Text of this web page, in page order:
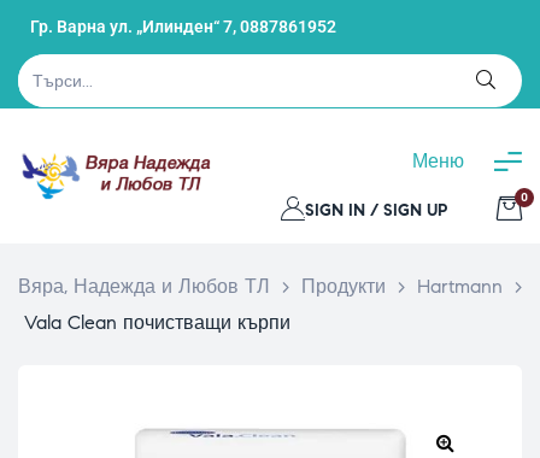
Гр. Варна ул. „Илинден“ 7,0887861952
Меню
SIGN IN / SIGN UP
0
Вяра, Надежда и Любов ТЛ > Продукти > Hartmann
>
Vala Clean почистващи кърпи